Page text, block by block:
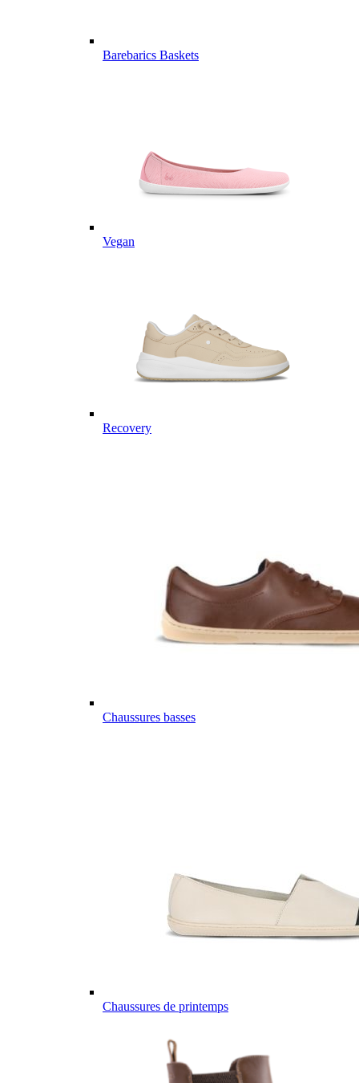
Barebarics Baskets
Vegan
Recovery
Chaussures basses
Chaussures de printemps